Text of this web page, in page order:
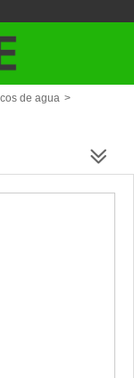
de agua >